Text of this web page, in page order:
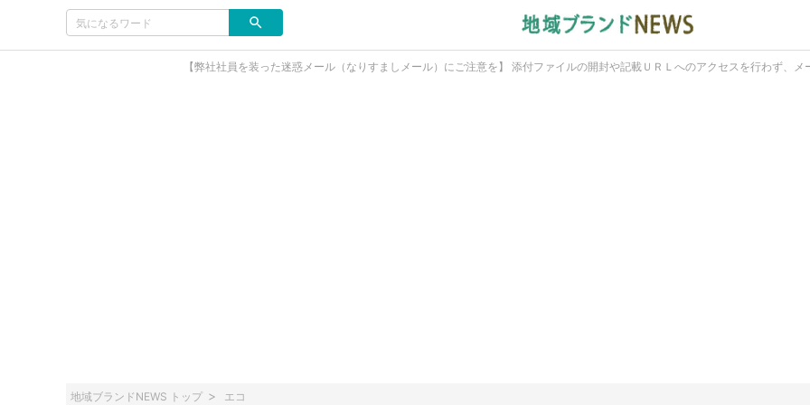
【弊社社員を装った迷惑メール（なりすましメール）にご注意を】 添付ファイルの開封や記載ＵＲＬへのアクセスを行わず、メ
地域ブランドNEWS トップ エコ